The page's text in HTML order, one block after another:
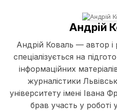
Андрій
Андрій Коваль — автор і
спеціалізується на
інформаційних
журналістики
університету імені Івана
брав участь у роботі